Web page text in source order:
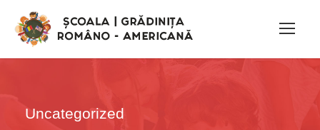
Uncategorized